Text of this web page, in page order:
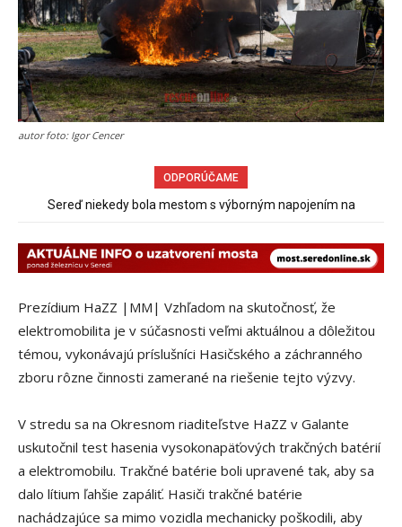
autor foto: Igor Cencer
ODPORÚČAME
Obchádzka rozpadajúceho sa už uzatvoreného mosta ponad
Prezídium HaZZ |MM| Vzhľadom na skutočnosť, že
elektromobilita je v súčasnosti veľmi aktuálnou a dôležitou
témou, vykonávajú príslušníci Hasičského a záchranného
zboru rôzne činnosti zamerané na riešenie tejto výzvy.
V stredu sa na Okresnom riaditeľstve HaZZ v Galante
uskutočnil test hasenia vysokonapäťových trakčných batérií
a elektromobilu. Trakčné batérie boli upravené tak, aby sa
dalo lítium ľahšie zapáliť. Hasiči trakčné batérie
nachádzajúce sa mimo vozidla mechanicky poškodili, aby